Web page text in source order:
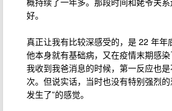
好。
真正让我有比较深感受的，是 22 年年
他本身就有基础病，又在疫情末期感染
我收到我爸消息的时候，第一反应也
次。但说实话，当时也没有特别强烈
发生了”的感觉。